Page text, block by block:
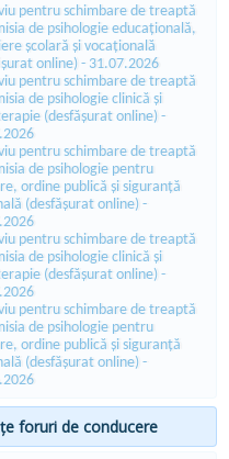
pentru schimbare de treaptă
de psihologie educațională,
școlară și vocațională
online) - 31.07.2026
pentru schimbare de treaptă
de psihologie clinică și
(desfășurat online) -
pentru schimbare de treaptă
de psihologie pentru
ordine publică și siguranță
(desfășurat online) -
pentru schimbare de treaptă
de psihologie clinică și
(desfășurat online) -
pentru schimbare de treaptă
de psihologie pentru
ordine publică și siguranță
(desfășurat online) -
foruri de conducere